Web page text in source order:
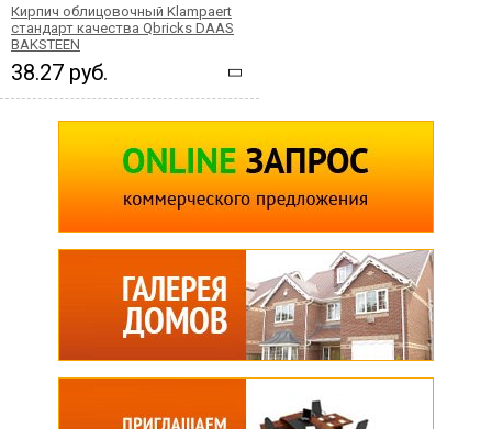
Кирпич облицовочный Klampaert
стандарт качества Qbricks DAAS
BAKSTEEN
38.27 руб.